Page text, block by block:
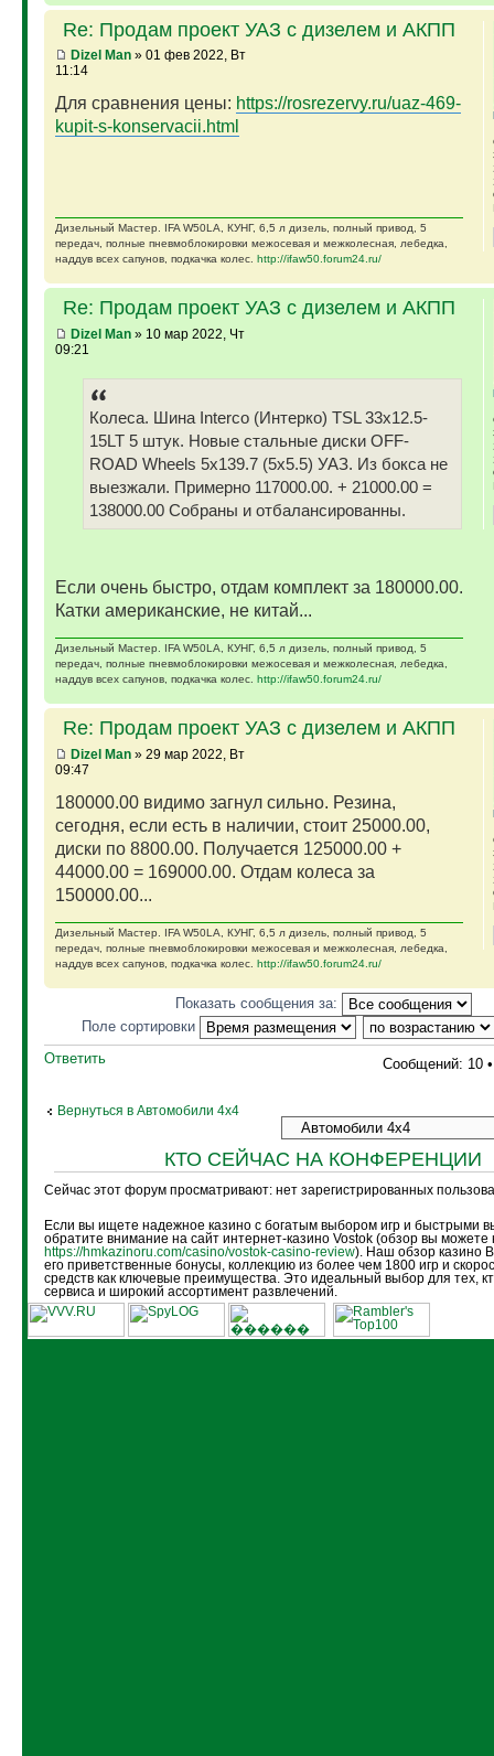
Re: Продам проект УАЗ с дизелем и АКПП
Dizel Man» 01 фев 2022, Вт
11:14
Для сравнения цены: https://rosrezervy.ru/uaz-469-
kupit-s-konservacii.html
Дизельный Мастер. IFA W50LA, КУНГ, 6,5 л дизель, полный привод, 5
передач, полные пневмоблокировки межосевая и межколесная, лебедка,
наддув всех сапунов, подкачка колес. http://ifaw50.forum24.ru/
Re: Продам проект УАЗ с дизелем и АКПП
Dizel Man» 10 мар 2022, Чт
09:21
Колеса. Шина Interco (Интерко) TSL 33x12.5-
15LT 5 штук. Новые стальные диски OFF-
ROAD Wheels 5x139.7 (5x5.5) УАЗ. Из бокса не
выезжали. Примерно 117000.00. + 21000.00 =
138000.00 Собраны и отбалансированны.
Если очень быстро, отдам комплект за 180000.00.
Катки американские, не китай...
Дизельный Мастер. IFA W50LA, КУНГ, 6,5 л дизель, полный привод, 5
передач, полные пневмоблокировки межосевая и межколесная, лебедка,
наддув всех сапунов, подкачка колес. http://ifaw50.forum24.ru/
Re: Продам проект УАЗ с дизелем и АКПП
Dizel Man» 29 мар 2022, Вт
09:47
180000.00 видимо загнул сильно. Резина,
сегодня, если есть в наличии, стоит 25000.00,
диски по 8800.00. Получается 125000.00 +
44000.00 = 169000.00. Отдам колеса за
150000.00...
Дизельный Мастер. IFA W50LA, КУНГ, 6,5 л дизель, полный привод, 5
передач, полные пневмоблокировки межосевая и межколесная, лебедка,
наддув всех сапунов, подкачка колес. http://ifaw50.forum24.ru/
Показать сообщения за:
Поле сортировки
Ответить
Сообщений: 10
Вернуться в Автомобили 4х4
КТО СЕЙЧАС НА КОНФЕРЕНЦИИ
Сейчас этот форум просматривают: нет зарегистрированных
Если вы ищете надежное казино с богатым выбором игр и быстрыми
обратите внимание на сайт интернет-казино Vostok (обзор вы можете
https://hmkazinoru.com/casino/vostok-casino-review). Наш обзор казино
его приветственные бонусы, коллекцию из более чем 1800 игр и
средств как ключевые преимущества. Это идеальный выбор для тех,
сервиса и широкий ассортимент развлечений.